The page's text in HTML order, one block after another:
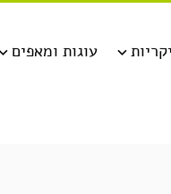
עוגות ומאפים